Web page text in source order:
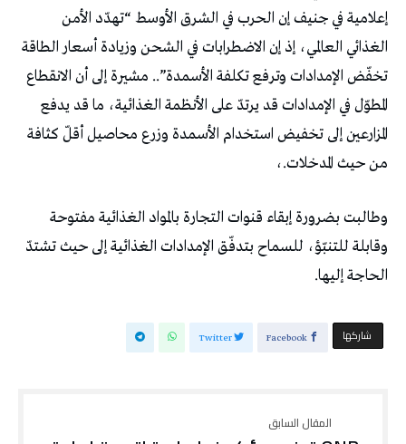
إعلامية في جنيف إن الحرب في الشرق الأوسط “تهدّد الأمن
الغذائي العالمي، إذ إن الاضطرابات في الشحن وزيادة أسعار الطاقة
تخفّض الإمدادات وترفع تكلفة الأسمدة”.. مشيرة إلى أن الانقطاع
المطوّل في الإمدادات قد يرتدّ على الأنظمة الغذائية، ما قد يدفع
المزارعين إلى تخفيض استخدام الأسمدة وزرع محاصيل أقلّ كثافة
من حيث المدخلات.،
وطالبت بضرورة إبقاء قنوات التجارة بالمواد الغذائية مفتوحة
وقابلة للتنبّؤ، للسماح بتدفّق الإمدادات الغذائية إلى حيث تشتدّ
الحاجة إليها.
‫‫ شاركها‬ Facebook
Twitter